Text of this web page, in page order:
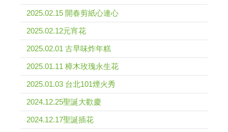
2025.02.15 開春剪紙心連心
2025.02.12元宵花
2025.02.01 古早味炸年糕
2025.01.11 樟木玫瑰永生花
2025.01.03 台北101煙火秀
2024.12.25聖誕大歡慶
2024.12.17聖誕插花